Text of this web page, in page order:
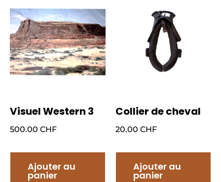
Visuel Western 3
500.00 CHF
Ajouter au
panier
Collier de cheval
20.00 CHF
Ajouter au
panier